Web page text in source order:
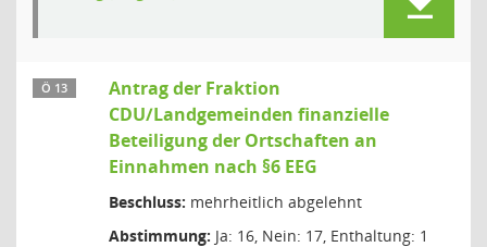
Ö 13
Antrag der Fraktion
CDU/Landgemeinden finanzielle
Beteiligung der Ortschaften an
Einnahmen nach §6 EEG
Beschluss: mehrheitlich abgelehnt
Abstimmung: Ja: 16, Nein: 17, Enthaltung: 1